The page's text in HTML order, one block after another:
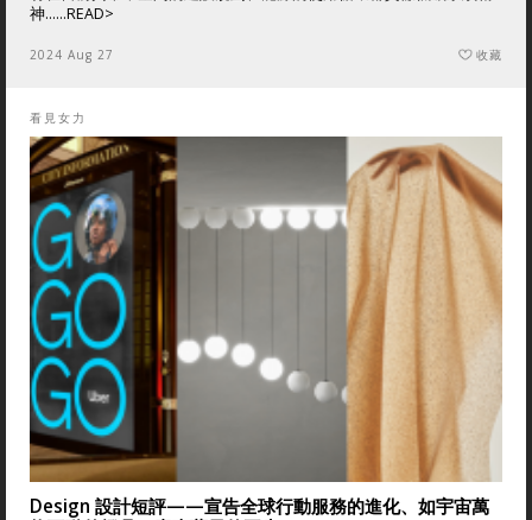
神......READ>
2024 Aug 27 收藏
看見女力
Design 設計短評——宣告全球行動服務的進化、如宇宙萬